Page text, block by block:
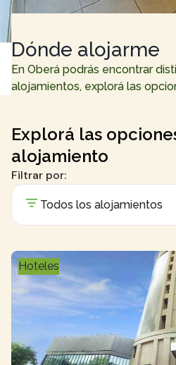
Dónde alojarme
En Oberá podrás encontrar
alojamientos, explorá las
Explorá las
alojamiento
Filtrar por:
Todos los alojamientos
Hoteles